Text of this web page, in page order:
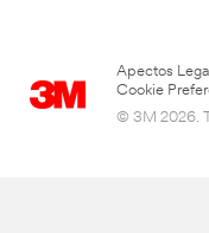
Apectos
Cookie
© 3M 2026.